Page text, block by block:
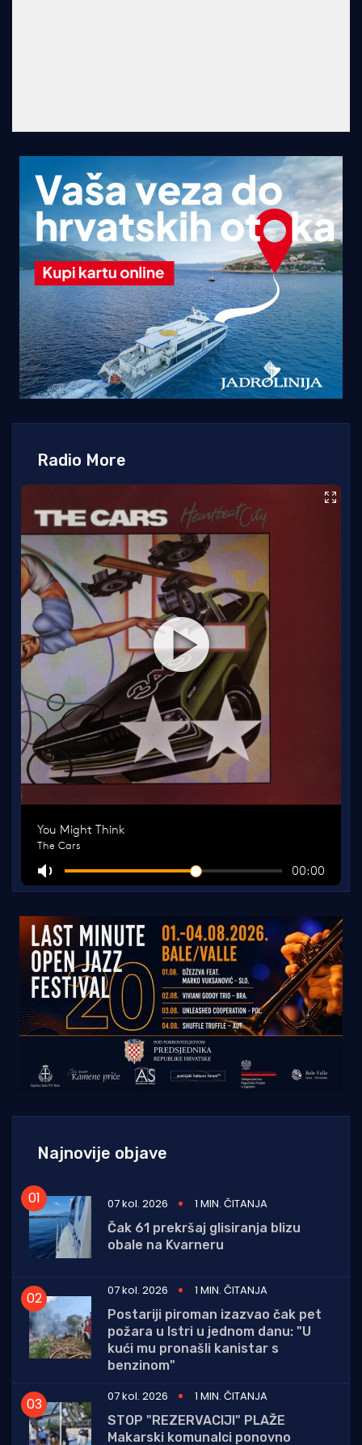
Radio More
Najnovije objave
07 kol. 2026
1 MIN. ČITANJA
Čak 61 prekršaj glisiranja blizu
obale na Kvarneru
07 kol. 2026
1 MIN. ČITANJA
Postariji piroman izazvao čak pet
požara u Istri u jednom danu: "U
kući mu pronašli kanistar s
benzinom"
07 kol. 2026
1 MIN. ČITANJA
STOP "REZERVACIJI" PLAŽE
Makarski komunalci ponovno